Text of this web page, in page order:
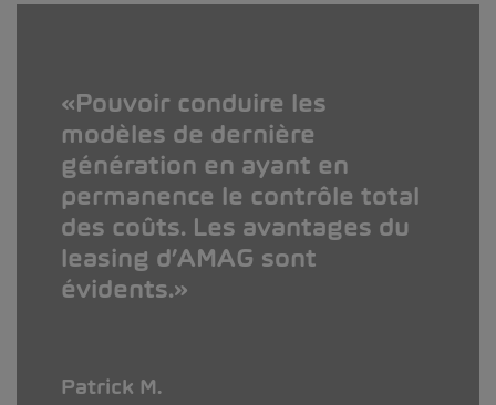
Pouvoir conduire les
modèles de dernière
génération en ayant en
permanence le contrôle total
des coûts. Les avantages du
leasing d’AMAG sont
évidents.
Patrick M.